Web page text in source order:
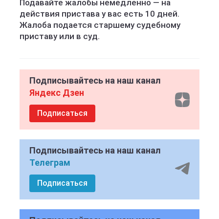
Подавайте жалобы немедленно — на
действия пристава у вас есть 10 дней.
Жалоба подается старшему судебному
приставу или в суд.
Подписывайтесь на наш канал
Яндекс Дзен
Подписаться
Подписывайтесь на наш канал
Телеграм
Подписаться